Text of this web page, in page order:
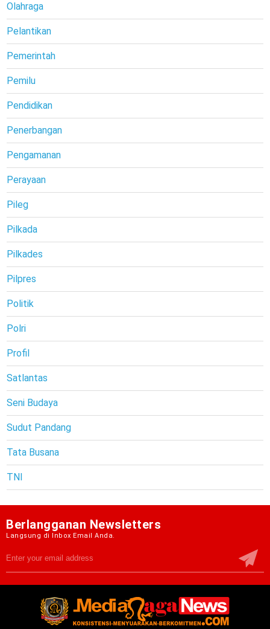
Olahraga
Pelantikan
Pemerintah
Pemilu
Pendidikan
Penerbangan
Pengamanan
Perayaan
Pileg
Pilkada
Pilkades
Pilpres
Politik
Polri
Profil
Satlantas
Seni Budaya
Sudut Pandang
Tata Busana
TNI
Berlangganan Newsletters
Langsung di Inbox Email Anda.